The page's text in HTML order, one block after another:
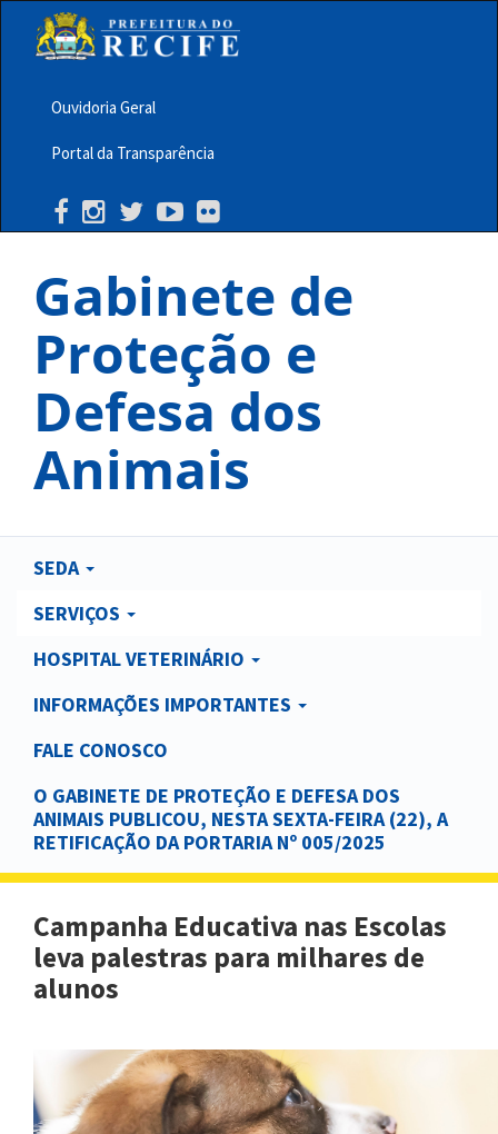
principalMenu
Barra
Topo
PCR
Ouvidoria Geral
Portal da Transparência
Gabinete de
Proteção e
Defesa dos
Animais
Main
navigation
SEDA
SERVIÇOS
HOSPITAL VETERINÁRIO
INFORMAÇÕES IMPORTANTES
FALE CONOSCO
O GABINETE DE PROTEÇÃO E DEFESA DOS
ANIMAIS PUBLICOU, NESTA SEXTA-FEIRA (22), A
RETIFICAÇÃO DA PORTARIA Nº 005/2025
Campanha Educativa nas Escolas
leva palestras para milhares de
alunos